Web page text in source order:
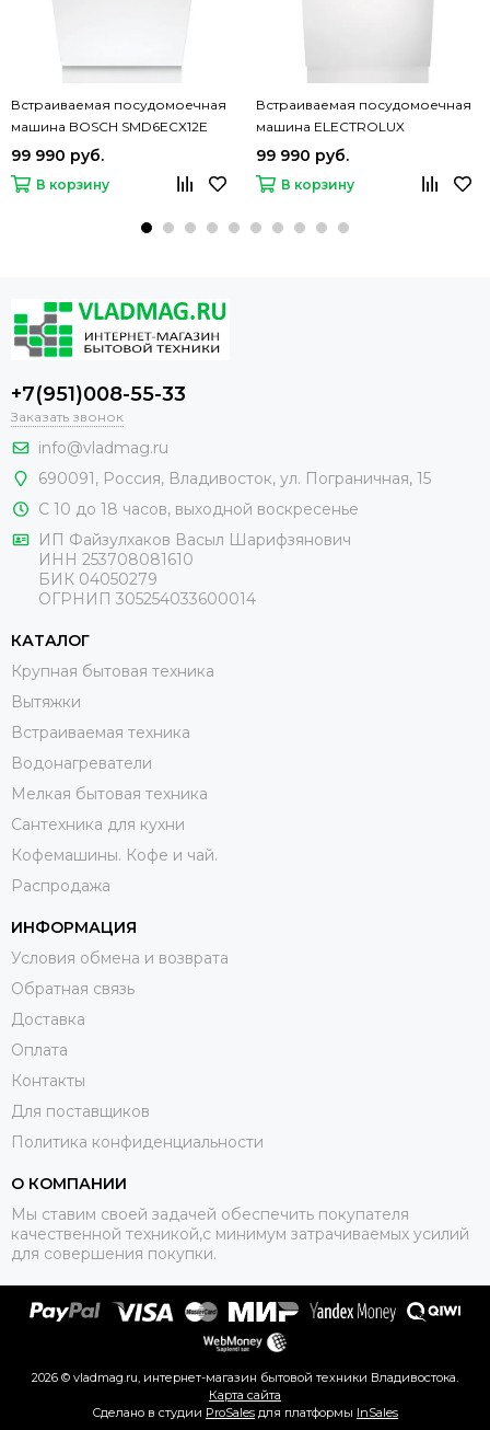
Встраиваемая посудомоечная
машина BOSCH SMD6ECX12E
99 990 руб.
В корзину
Встраиваемая посудомоечная
машина ELECTROLUX
EEC67310L
99 990 руб.
В корзину
+7(951)008-55-33
Заказать звонок
info@vladmag.ru
690091, Россия, Владивосток, ул. Пограничная, 15
С 10 до 18 часов, выходной воскресенье
ИП Файзулхаков Васыл Шарифзянович
ИНН 253708081610
БИК 04050279
ОГРНИП 305254033600014
КАТАЛОГ
Крупная бытовая техника
Вытяжки
Встраиваемая техника
Водонагреватели
Мелкая бытовая техника
Сантехника для кухни
Кофемашины. Кофе и чай.
Распродажа
ИНФОРМАЦИЯ
Условия обмена и возврата
Обратная связь
Доставка
Оплата
Контакты
Для поставщиков
Политика конфиденциальности
О КОМПАНИИ
Мы ставим своей задачей обеспечить покупателя
качественной техникой,с минимум затрачиваемых усилий
для совершения покупки.
2026 © vladmag.ru, интернет-магазин бытовой техники Владивостока.
Карта сайта
Сделано в студии ProSales для платформы InSales